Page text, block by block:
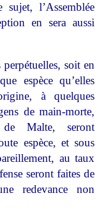
l’Assemblée
en sera aussi
soit en
espèce qu’elles
à quelques
de main-morte,
de Malte, seront
espèce, et sous
au taux
seront faites de
redevance non